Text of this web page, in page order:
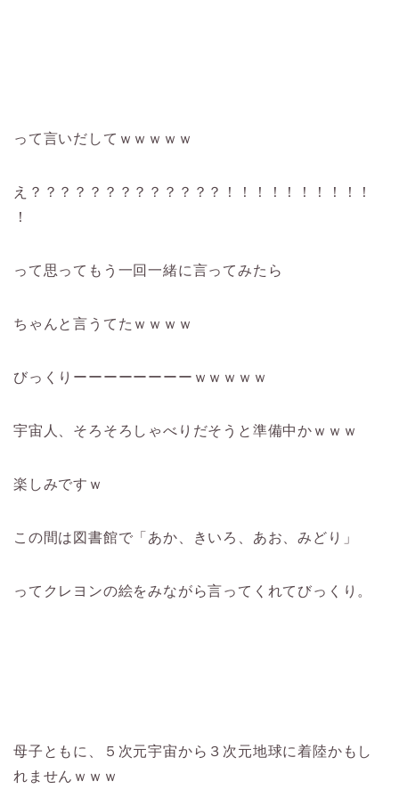
って言いだしてｗｗｗｗｗ
え？？？？？？？？？？？？？！！！！！！！！！！
！
って思ってもう一回一緒に言ってみたら
ちゃんと言うてたｗｗｗｗ
びっくりーーーーーーーーｗｗｗｗｗ
宇宙人、そろそろしゃべりだそうと準備中かｗｗｗ
楽しみですｗ
この間は図書館で「あか、きいろ、あお、みどり」
ってクレヨンの絵をみながら言ってくれてびっくり。
母子ともに、５次元宇宙から３次元地球に着陸かもし
れませんｗｗｗ